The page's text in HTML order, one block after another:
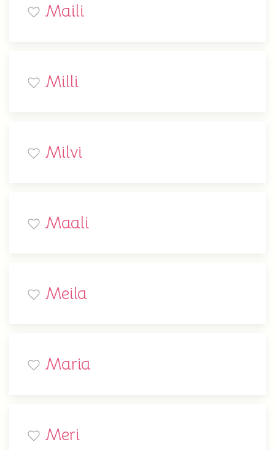
Maili
Milli
Milvi
Maali
Meila
Maria
Meri